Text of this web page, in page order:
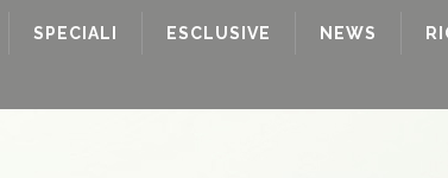
SPECIALI ESCLUSIVE NEWS